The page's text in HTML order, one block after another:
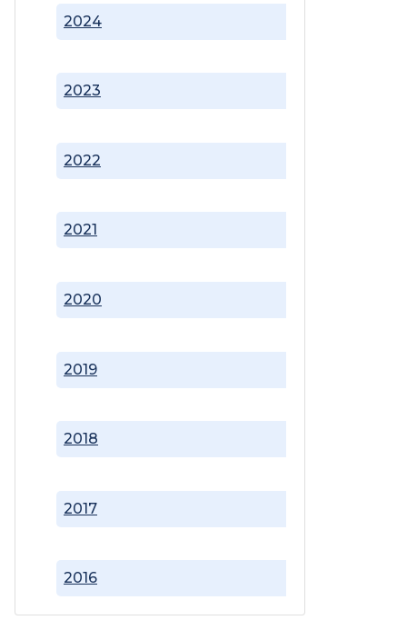
2016
2017
2018
2019
2020
2021
2022
2023
2024